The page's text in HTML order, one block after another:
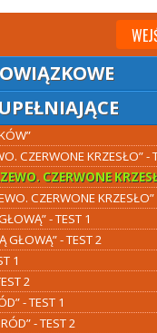
CZERWONE KRZESŁO” -
CZERWONE
CZERWONE KRZESŁO”
- TEST 1
GŁOWĄ” - TEST 2
1
2
- TEST 1
- TEST 2